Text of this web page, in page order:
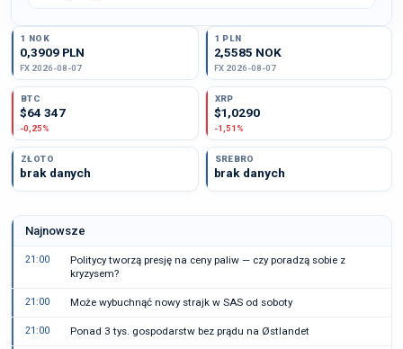
1 NOK
0,3909 PLN
FX 2026-08-07
1 PLN
2,5585 NOK
FX 2026-08-07
BTC
$64 347
-0,25%
XRP
$1,0290
-1,51%
ZŁOTO
brak danych
SREBRO
brak danych
Najnowsze
21:00
Politycy tworzą presję na ceny paliw — czy poradzą sobie z
kryzysem?
21:00 Może wybuchnąć nowy strajk w SAS od soboty
21:00 Ponad 3 tys. gospodarstw bez prądu na Østlandet